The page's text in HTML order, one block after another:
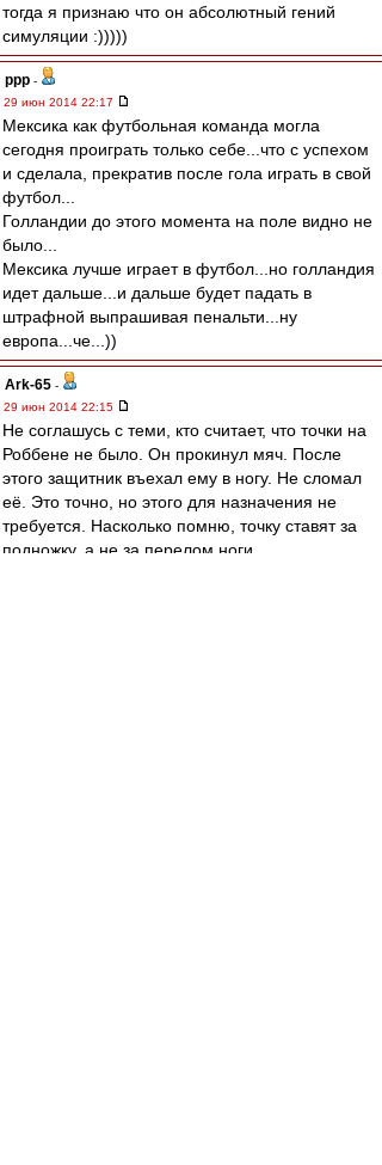
тогда я признаю что он абсолютный гений
симуляции :)))))
ppp -
29 июн 2014 22:17
Мексика как футбольная команда могла
сегодня проиграть только себе...что с успехом
и сделала, прекратив после гола играть в свой
футбол...
Голландии до этого момента на поле видно не
было...
Мексика лучше играет в футбол...но голландия
идет дальше...и дальше будет падать в
штрафной выпрашивая пенальти...ну
европа...че...))
Ark-65 -
29 июн 2014 22:15
Не соглашусь с теми, кто считает, что точки на
Роббене не было. Он прокинул мяч. После
этого защитник въехал ему в ногу. Не сломал
её. Это точно, но этого для назначения не
требуется. Насколько помню, точку ставят за
подножку, а не за перелом ноги.